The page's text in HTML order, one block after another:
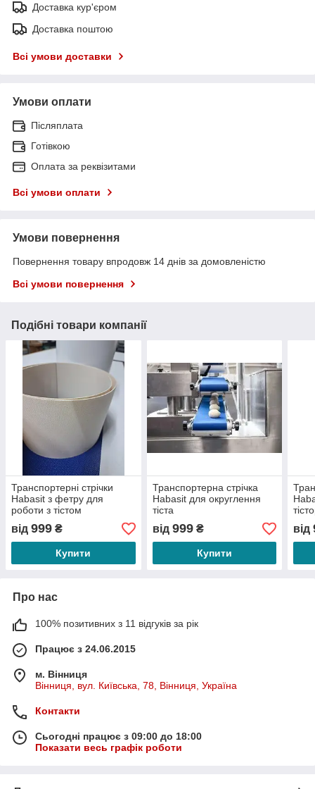
Доставка кур'єром
Доставка поштою
Всі умови доставки
Умови оплати
Післяплата
Готівкою
Оплата за реквізитами
Всі умови оплати
Умови повернення
Повернення товару впродовж 14 днів за домовленістю
Всі умови повернення
Подібні товари компанії
Транспортерні стрічки
Habasit з фетру для
роботи з тістом
від 999 ₴
Купити
Транспортерна стрічка
Habasit для округлення
тіста
від 999₴
Купити
від
Про нас
100% позитивних з 11 відгуків за рік
Працює з 24.06.2015
м. Вінниця
Вінниця, вул. Київська, 78, Вінниця, Україна
Контакти
Сьогодні працює з 09:00 до 18:00
Показати весь графік роботи